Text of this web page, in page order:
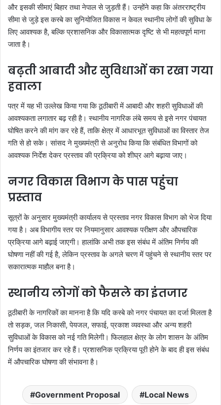
और इसकी सीमाएं बिहार तथा नेपाल से जुड़ती हैं। उन्होंने कहा कि अंतरराष्ट्रीय
सीमा से जुड़े इस कस्बे का सुनियोजित विकास न केवल स्थानीय लोगों की सुविधा के
लिए आवश्यक है, बल्कि प्रशासनिक और विकासात्मक दृष्टि से भी महत्वपूर्ण माना
जाता है।
बढ़ती आबादी और सुविधाओं का रखा गया
हवाला
पत्र में यह भी उल्लेख किया गया कि ठूठीबारी में आबादी और शहरी सुविधाओं की
आवश्यकता लगातार बढ़ रही है। स्थानीय नागरिक लंबे समय से इसे नगर पंचायत
घोषित करने की मांग कर रहे हैं, ताकि क्षेत्र में आधारभूत सुविधाओं का विस्तार तेज
गति से हो सके। सांसद ने मुख्यमंत्री से अनुरोध किया कि संबंधित विभागों को
आवश्यक निर्देश देकर प्रस्ताव की प्रक्रिया को शीघ्र आगे बढ़ाया जाए।
नगर विकास विभाग के पास पहुंचा
प्रस्ताव
सूत्रों के अनुसार मुख्यमंत्री कार्यालय से प्रस्ताव नगर विकास विभाग को भेज दिया
गया है। अब विभागीय स्तर पर नियमानुसार आवश्यक परीक्षण और औपचारिक
प्रक्रिया आगे बढ़ाई जाएगी। हालांकि अभी तक इस संबंध में अंतिम निर्णय की
घोषणा नहीं की गई है, लेकिन प्रस्ताव के अगले चरण में पहुंचने से स्थानीय स्तर पर
सकारात्मक माहौल बना है।
स्थानीय लोगों को फैसले का इंतजार
ठूठीबारी के नागरिकों का मानना है कि यदि कस्बे को नगर पंचायत का दर्जा मिलता है
तो सड़क, जल निकासी, पेयजल, सफाई, प्रकाश व्यवस्था और अन्य शहरी
सुविधाओं के विकास को नई गति मिलेगी। फिलहाल क्षेत्र के लोग शासन के अंतिम
निर्णय का इंतजार कर रहे हैं। प्रशासनिक प्रक्रिया पूरी होने के बाद ही इस संबंध
में औपचारिक घोषणा की संभावना है।
Government Proposal Local News